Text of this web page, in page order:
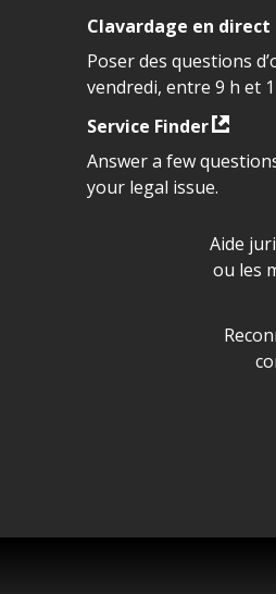
Clavardage en direct
Poser des questions
vendredi, entre 9 h et
Service Finder
Answer a few
your legal issue.
Aide
ou les
Legal